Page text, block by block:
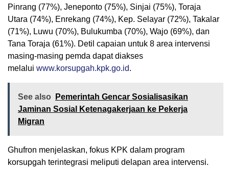
Pinrang (77%), Jeneponto (75%), Sinjai (75%), Toraja
Utara (74%), Enrekang (74%), Kep. Selayar (72%), Takalar
(71%), Luwu (70%), Bulukumba (70%), Wajo (69%), dan
Tana Toraja (61%). Detil capaian untuk 8 area intervensi
masing-masing pemda dapat diakses
melalui www.korsupgah.kpk.go.id.
See also
Pemerintah Gencar Sosialisasikan
Jaminan Sosial Ketenagakerjaan ke Pekerja
Migran
Ghufron menjelaskan, fokus KPK dalam program
korsupgah terintegrasi meliputi delapan area intervensi.